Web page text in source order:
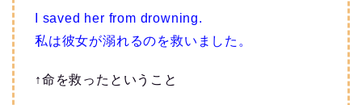
I saved her from drowning.
私は彼女が溺れるのを救いました。
↑命を救ったということ